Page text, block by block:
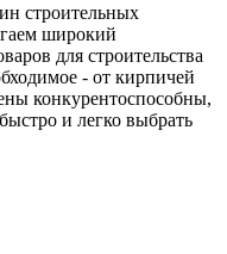
строительных
широкий
для строительства
- от кирпичей
конкурентоспособны,
и легко выбрать